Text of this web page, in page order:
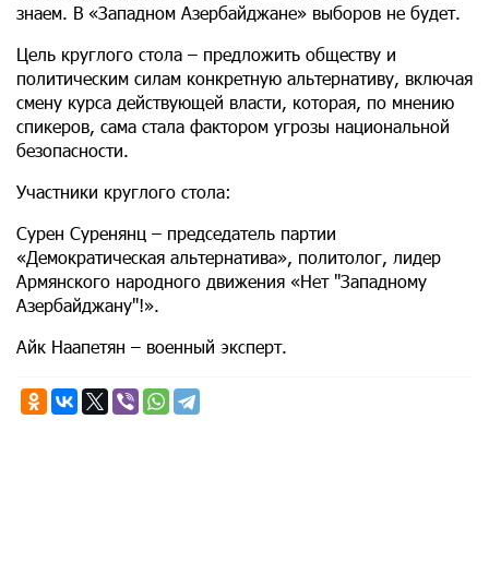
знаем. В «Западном Азербайджане» выборов не будет.
Цель круглого стола – предложить обществу и
политическим силам конкретную альтернативу, включая
смену курса действующей власти, которая, по мнению
спикеров, сама стала фактором угрозы национальной
безопасности.
Участники круглого стола:
Сурен Суренянц – председатель партии
«Демократическая альтернатива», политолог, лидер
Армянского народного движения «Нет "Западному
Азербайджану"!».
Айк Наапетян – военный эксперт.